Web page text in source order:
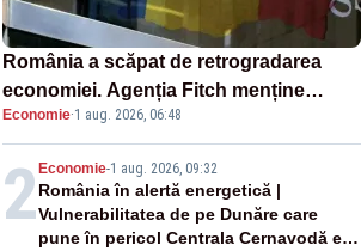
România a scăpat de retrogradarea
economiei. Agenția Fitch menține
ratingul „BBB-” cu perspectivă
negativă
Economie·1 aug. 2026, 06:48
2 Economie-1 aug. 2026, 09:32
România în alertă energetică |
Vulnerabilitatea de pe Dunăre care
pune în pericol Centrala Cernavodă era